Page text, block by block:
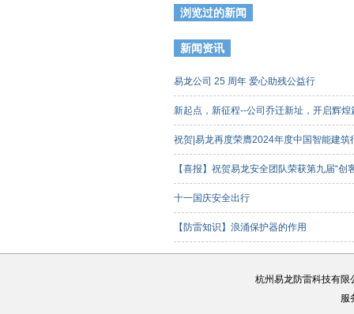
浏览过的新闻
新闻资讯
易龙公司 25 周年 爱心助残公益行
新起点，新征程--公司乔迁新址，开启辉
祝贺|易龙再度荣膺2024年度中国智能建
【喜报】祝贺易龙安全团队荣获第九届“
十一国庆安全出行
【防雷知识】浪涌保护器的作用
杭州易龙防雷科技有限
服